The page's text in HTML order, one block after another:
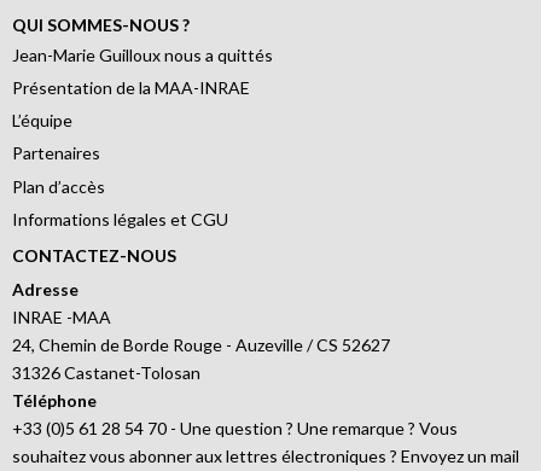
QUI SOMMES-NOUS ?
Jean-Marie Guilloux nous a quittés
Présentation de la MAA-INRAE
L’équipe
Partenaires
Plan d’accès
Informations légales et CGU
CONTACTEZ-NOUS
Adresse
INRAE -MAA
24, Chemin de Borde Rouge - Auzeville / CS 52627
31326 Castanet-Tolosan
Téléphone
+33 (0)5 61 28 54 70 - Une question ? Une remarque ? Vous
souhaitez vous abonner aux lettres électroniques ? Envoyez un mail